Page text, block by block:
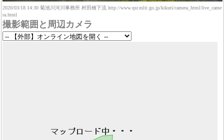
2020/03/18 14:30 菊池川河川事務所 村田橋下流 http://www.qsr.mlit.go.jp/kikuti/camera_html/live_came
ra.html
撮影範囲と周辺カメラ